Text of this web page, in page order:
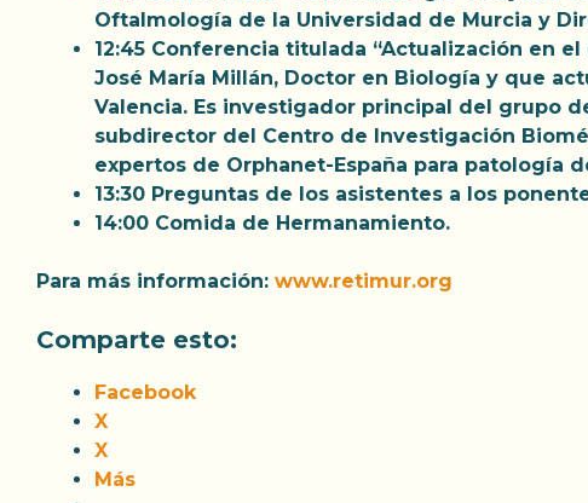
Oftalmología de la Universidad de Murcia y
12:45 Conferencia titulada “Actualización en
José María Millán, Doctor en Biología y que
Valencia. Es investigador principal del grupo
subdirector del Centro de Investigación
expertos de Orphanet-España para patología
13:30 Preguntas de los asistentes a los
14:00 Comida de Hermanamiento.
Para más información: www.retimur.org
Comparte esto:
Facebook
X
X
Más